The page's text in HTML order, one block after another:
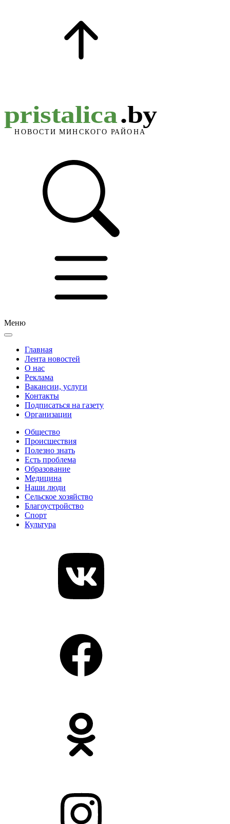
Меню
Главная
Лента новостей
О нас
Реклама
Вакансии, услуги
Контакты
Подписаться на газету
Организации
Общество
Происшествия
Полезно знать
Есть проблема
Образование
Медицина
Наши люди
Сельское хозяйство
Благоустройство
Спорт
Культура